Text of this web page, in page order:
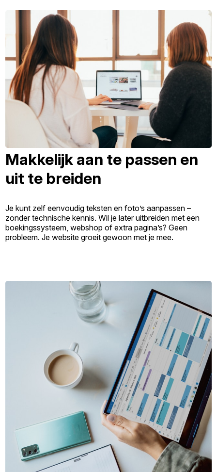
Makkelijk aan te passen en
uit te breiden
Je kunt zelf eenvoudig teksten en foto’s aanpassen –
zonder technische kennis. Wil je later uitbreiden met een
boekingssysteem, webshop of extra pagina’s? Geen
probleem. Je website groeit gewoon met je mee.